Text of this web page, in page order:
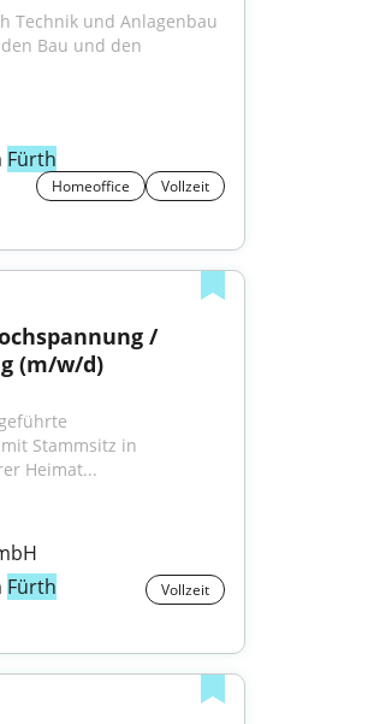
Technik und Anlagenbau
Bau und den
Fürth
Homeoffice Vollzeit
/
(m/w/d)
Stammsitz in
Heimat...
Fürth Vollzeit